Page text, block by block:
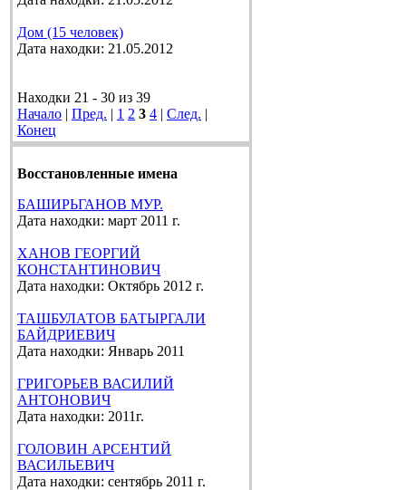
Дом (15 человек)
Дата находки: 21.05.2012
Находки 21 - 30 из 39
Начало | Пред. | 1 2 3 4 | След. |
Конец
Восстановленные имена
БАШИРЬГАНОВ МУР.
Дата находки: март 2011 г.
ХАНОВ ГЕОРГИЙ
КОНСТАНТИНОВИЧ
Дата находки: Октябрь 2012 г.
ТАШБУЛАТОВ БАТЫРГАЛИ
БАЙДРИЕВИЧ
Дата находки: Январь 2011
ГРИГОРЬЕВ ВАСИЛИЙ
АНТОНОВИЧ
Дата находки: 2011г.
ГОЛОВИН АРСЕНТИЙ
ВАСИЛЬЕВИЧ
Дата находки: сентябрь 2011 г.